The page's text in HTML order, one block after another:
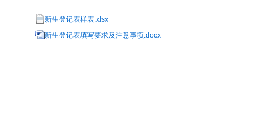
新生登记表样表.xlsx
新生登记表填写要求及注意事项.docx